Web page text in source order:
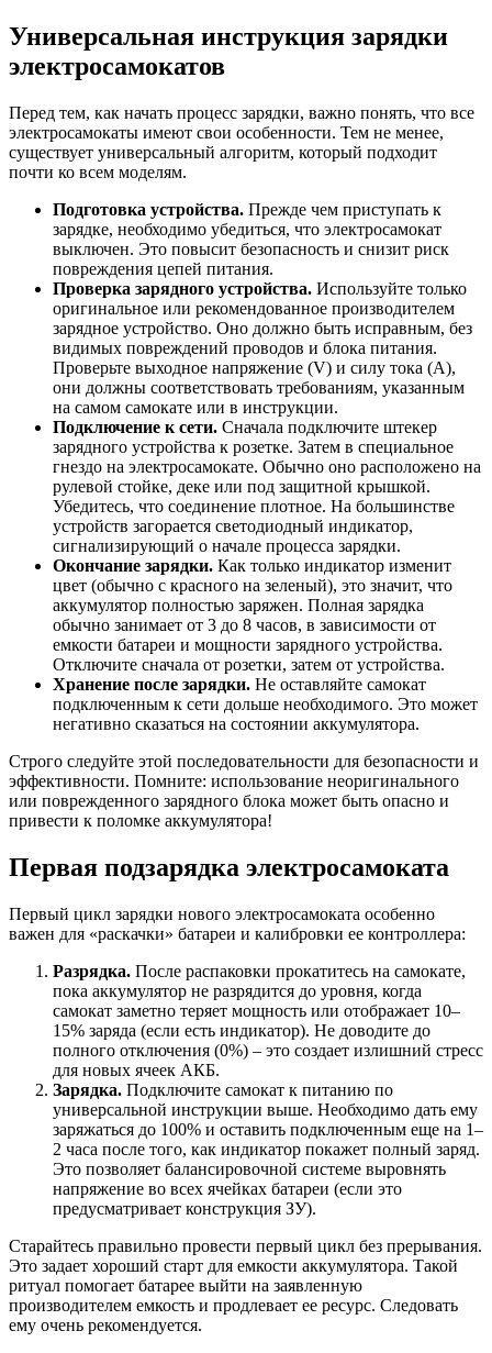
Универсальная инструкция зарядки
электросамокатов
Перед тем, как начать процесс зарядки, важно понять, что все
электросамокаты имеют свои особенности. Тем не менее,
существует универсальный алгоритм, который подходит
почти ко всем моделям.
Подготовка устройства. Прежде чем приступать к
зарядке, необходимо убедиться, что электросамокат
выключен. Это повысит безопасность и снизит риск
повреждения цепей питания.
Проверка зарядного устройства. Используйте только
оригинальное или рекомендованное производителем
зарядное устройство. Оно должно быть исправным, без
видимых повреждений проводов и блока питания.
Проверьте выходное напряжение (V) и силу тока (A),
они должны соответствовать требованиям, указанным
на самом самокате или в инструкции.
Подключение к сети. Сначала подключите штекер
зарядного устройства к розетке. Затем в специальное
гнездо на электросамокате. Обычно оно расположено на
рулевой стойке, деке или под защитной крышкой.
Убедитесь, что соединение плотное. На большинстве
устройств загорается светодиодный индикатор,
сигнализирующий о начале процесса зарядки.
Окончание зарядки. Как только индикатор изменит
цвет (обычно с красного на зеленый), это значит, что
аккумулятор полностью заряжен. Полная зарядка
обычно занимает от 3 до 8 часов, в зависимости от
емкости батареи и мощности зарядного устройства.
Отключите сначала от розетки, затем от устройства.
Хранение после зарядки. Не оставляйте самокат
подключенным к сети дольше необходимого. Это может
негативно сказаться на состоянии аккумулятора.
Строго следуйте этой последовательности для безопасности и
эффективности. Помните: использование неоригинального
или поврежденного зарядного блока может быть опасно и
привести к поломке аккумулятора!
Первая подзарядка электросамоката
Первый цикл зарядки нового электросамоката особенно
важен для «раскачки» батареи и калибровки ее контроллера:
Разрядка. После распаковки прокатитесь на самокате,
пока аккумулятор не разрядится до уровня, когда
самокат заметно теряет мощность или отображает 10–
15% заряда (если есть индикатор). Не доводите до
полного отключения (0%) – это создает излишний стресс
для новых ячеек АКБ.
Зарядка. Подключите самокат к питанию по
универсальной инструкции выше. Необходимо дать ему
заряжаться до 100% и оставить подключенным еще на 1–
2 часа после того, как индикатор покажет полный заряд.
Это позволяет балансировочной системе выровнять
напряжение во всех ячейках батареи (если это
предусматривает конструкция ЗУ).
Старайтесь правильно провести первый цикл без прерывания.
Это задает хороший старт для емкости аккумулятора. Такой
ритуал помогает батарее выйти на заявленную
производителем емкость и продлевает ее ресурс. Следовать
ему очень рекомендуется.